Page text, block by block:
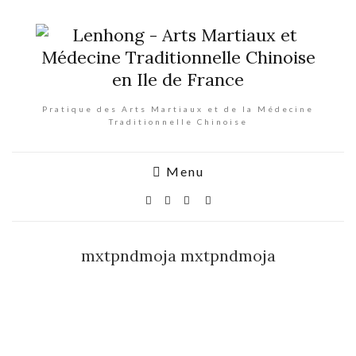
Pratique des Arts Martiaux et de la Médecine
Traditionnelle Chinoise
Menu
mxtpndmoja mxtpndmoja